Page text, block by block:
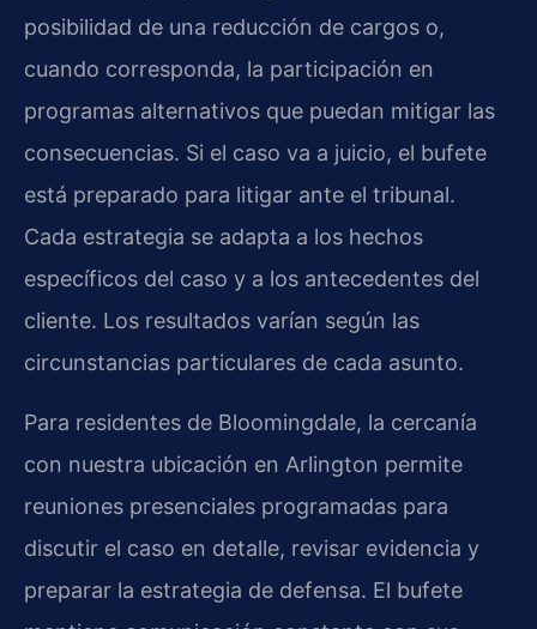
posibilidad de una reducción de cargos o,
cuando corresponda, la participación en
programas alternativos que puedan mitigar las
consecuencias. Si el caso va a juicio, el bufete
está preparado para litigar ante el tribunal.
Cada estrategia se adapta a los hechos
específicos del caso y a los antecedentes del
cliente. Los resultados varían según las
circunstancias particulares de cada asunto.
Para residentes de Bloomingdale, la cercanía
con nuestra ubicación en Arlington permite
reuniones presenciales programadas para
discutir el caso en detalle, revisar evidencia y
preparar la estrategia de defensa. El bufete